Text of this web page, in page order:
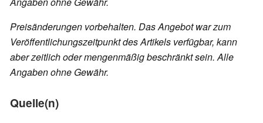
Preisänderungen vorbehalten. Das Angebot war zum
Veröffentlichungszeitpunkt des Artikels verfügbar, kann
aber zeitlich oder mengenmäßig beschränkt sein. Alle
Angaben ohne Gewähr.
Quelle(n)